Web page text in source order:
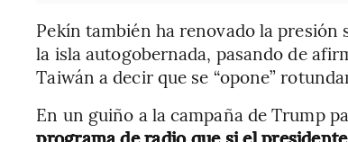
Pekín también ha renovado la presión
la isla autogobernada, pasando de
Taiwán a decir que se “opone”
En un guiño a la campaña de Trump
programa de radio que si el